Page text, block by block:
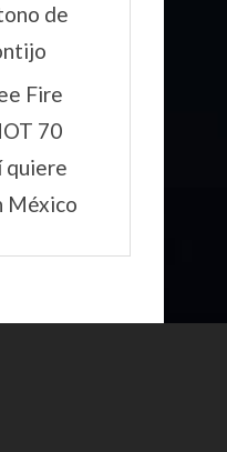
de
Fire
70
quiere
México